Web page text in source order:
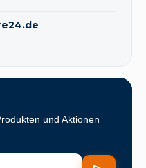
und Aktionen